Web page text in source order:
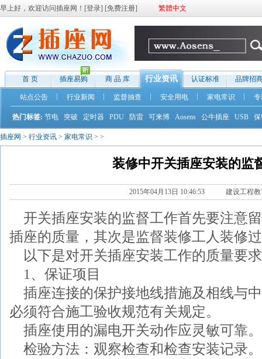
早上好，欢迎访问插座网！[登录] [免费注册] 繁體中文
首 页 插座易购 商 品 库 行业资讯 认证标准 品牌招
站点公告 行业新闻 监督抽查 安全用电 家电常识
热门标签: 节电 突破 定时器 PDU 防雷 可来博 Aosens 公牛插座 USB
插座网 > 行业资讯 > 家电常识 > >
装修中开关插座安装的监
2015年04月13日 10:46:53 建设工程教
开关插座安装的监督工作首先要注意
插座的质量，其次是监督装修工人装修
以下是对开关插座安装工作的质量要
1、保证项目
插座连接的保护接地线措施及相线与
必须符合施工验收规范有关规定。
插座使用的漏电开关动作应灵敏可靠。
检验方法：观察检查和检查安装记录。